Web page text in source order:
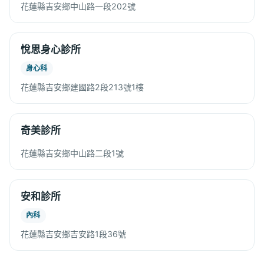
花蓮縣吉安鄉中山路一段202號
悅思身心診所
身心科
花蓮縣吉安鄉建國路2段213號1樓
奇美診所
花蓮縣吉安鄉中山路二段1號
安和診所
內科
花蓮縣吉安鄉吉安路1段36號